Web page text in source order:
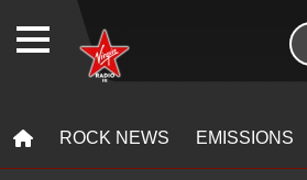
ROCK NEWS EMISSIONS
WEBRADIO